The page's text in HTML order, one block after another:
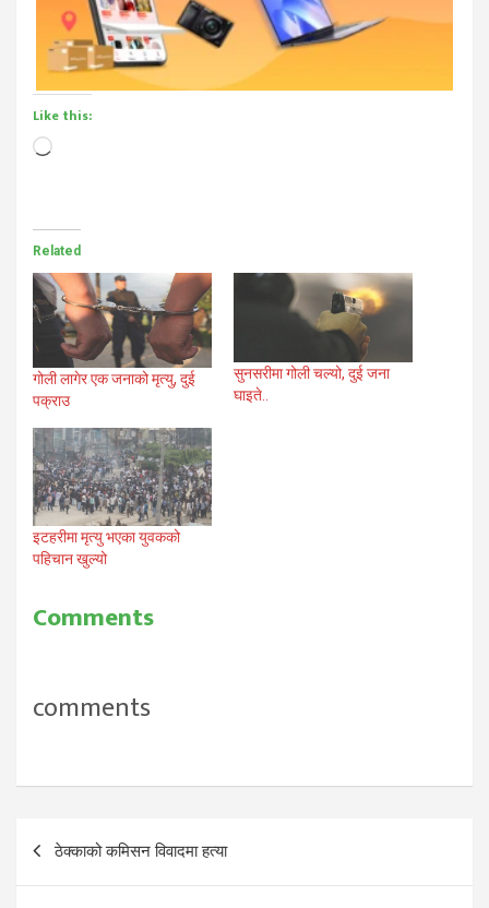
Like this:
Loading…
Related
गोली लागेर एक जनाको मृत्यु, दुई
पक्राउ
सुनसरीमा गोली चल्यो, दुई जना
घाइते..
इटहरीमा मृत्यु भएका युवकको
पहिचान खुल्यो
Comments
comments
Post
navigation
ठेक्काको कमिसन विवादमा हत्या